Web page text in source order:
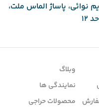
نوائی، پاساژ الماس ملت،
وبلاگ
نمایندگی ها
محصولات حراجی